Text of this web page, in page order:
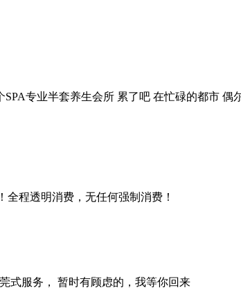
专业半套养生会所 累了吧 在忙碌的都市
程透明消费，无任何强制消费！
式服务， 暂时有顾虑的，我等你回来